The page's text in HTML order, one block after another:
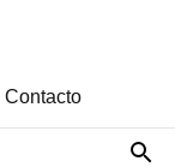
Contacto